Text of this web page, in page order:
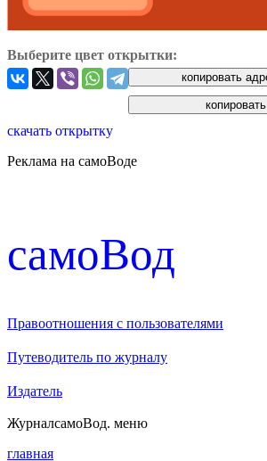
Выберите цвет открытки:
скачать открытку
Реклама на самоВоде
cамоВод
Правоотношения с пользователями
Путеводитель по журналу
Издатель
ЖурналсамоВод. меню
главная